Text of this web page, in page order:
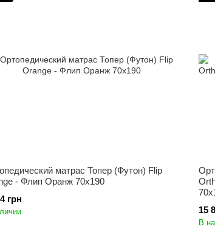
матрас Топер (Футон) Flip
- Флип Оранж 70x190
грн
15
В